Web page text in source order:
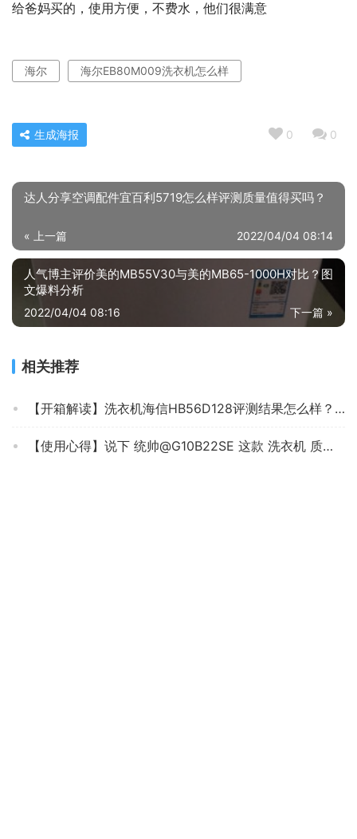
给爸妈买的，使用方便，不费水，他们很满意
海尔 海尔EB80M009洗衣机怎么样
0 0
生成海报
达人分享空调配件宜百利5719怎么样评测质量值得买吗？
« 上一篇 2022/04/04 08:14
人气博主评价美的MB55V30与美的MB65-1000H对比？图
文爆料分析
下一篇 »
2022/04/04 08:16
相关推荐
【开箱解读】洗衣机海信HB56D128评测结果怎么样？不值得买吗？
【使用心得】说下 统帅@G10B22SE 这款 洗衣机 质量怎么样？评测效果不理想？